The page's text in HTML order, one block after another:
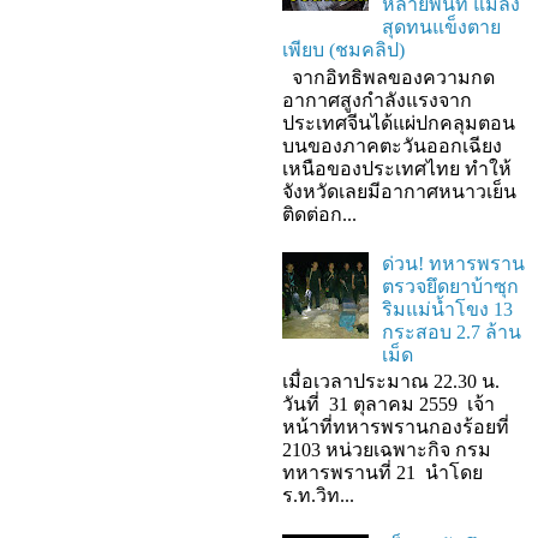
หลายพื้นที่ แมลง
สุดทนแข็งตาย
เพียบ (ชมคลิป)
จากอิทธิพลของความกด
อากาศสูงกำลังแรงจาก
ประเทศจีนได้แผ่ปกคลุมตอน
บนของภาคตะวันออกเฉียง
เหนือของประเทศไทย ทำให้
จังหวัดเลยมีอากาศหนาวเย็น
ติดต่อก...
ด่วน! ทหารพราน
ตรวจยึดยาบ้าซุก
ริมแม่น้ำโขง 13
กระสอบ 2.7 ล้าน
เม็ด
เมื่อเวลาประมาณ 22.30 น.
วันที่ 31 ตุลาคม 2559 เจ้า
หน้าที่ทหารพรานกองร้อยที่
2103 หน่วยเฉพาะกิจ กรม
ทหารพรานที่ 21 นำโดย
ร.ท.วิท...